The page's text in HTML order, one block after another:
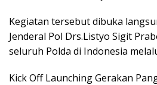
Kegiatan tersebut dibuka
Jenderal Pol Drs.Listyo Sigit
seluruh Polda di Indonesia
Kick Off Launching Gerakan